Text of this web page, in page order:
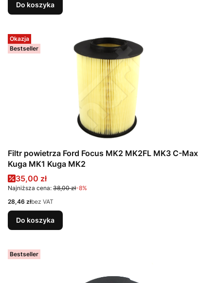
Do koszyka
Okazja
Bestseller
Filtr powietrza Ford Focus MK2 MK2FL MK3 C-Max
Kuga MK1 Kuga MK2
Cena promocyjna
35,00 zł
Najniższa cena: 38,00 zł-8%
Cena
28,46 złbez VAT
Do koszyka
Bestseller